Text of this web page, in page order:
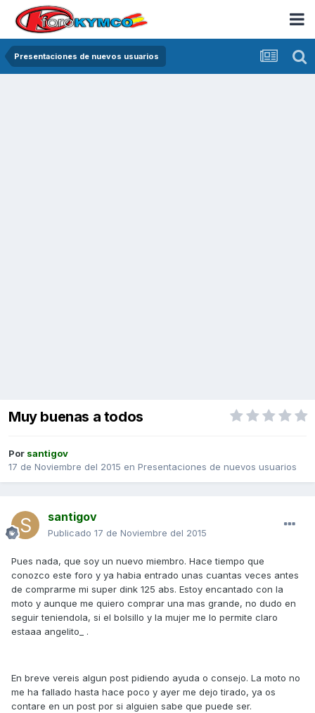
Presentaciones de nuevos usuarios
Muy buenas a todos
Por santigov
17 de Noviembre del 2015 en Presentaciones de nuevos usuarios
santigov
Publicado 17 de Noviembre del 2015
Pues nada, que soy un nuevo miembro. Hace tiempo que
conozco este foro y ya habia entrado unas cuantas veces antes
de comprarme mi super dink 125 abs. Estoy encantado con la
moto y aunque me quiero comprar una mas grande, no dudo en
seguir teniendola, si el bolsillo y la mujer me lo permite claro
estaaa angelito_ .
En breve vereis algun post pidiendo ayuda o consejo. La moto no
me ha fallado hasta hace poco y ayer me dejo tirado, ya os
contare en un post por si alguien sabe que puede ser.